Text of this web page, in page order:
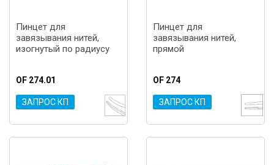
Пинцет для
завязывания нитей,
изогнутый по радиусу
OF 274.01
ЗАПРОС КП
Пинцет для
завязывания нитей,
прямой
OF 274
ЗАПРОС КП